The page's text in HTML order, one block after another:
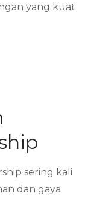
yang kuat
sering kali
dan gaya